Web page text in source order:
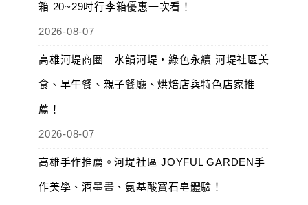
箱 20~29吋行李箱優惠一次看！
2026-08-07
高雄河堤商圈｜水韻河堤‧綠色永續 河堤社區美
食、早午餐、親子餐廳、烘焙店與特色店家推
薦！
2026-08-07
高雄手作推薦。河堤社區 JOYFUL GARDEN手
作美學、酒墨畫、氨基酸寶石皂體驗！